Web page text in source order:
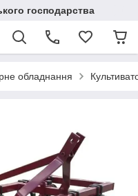
господарства
обладнання